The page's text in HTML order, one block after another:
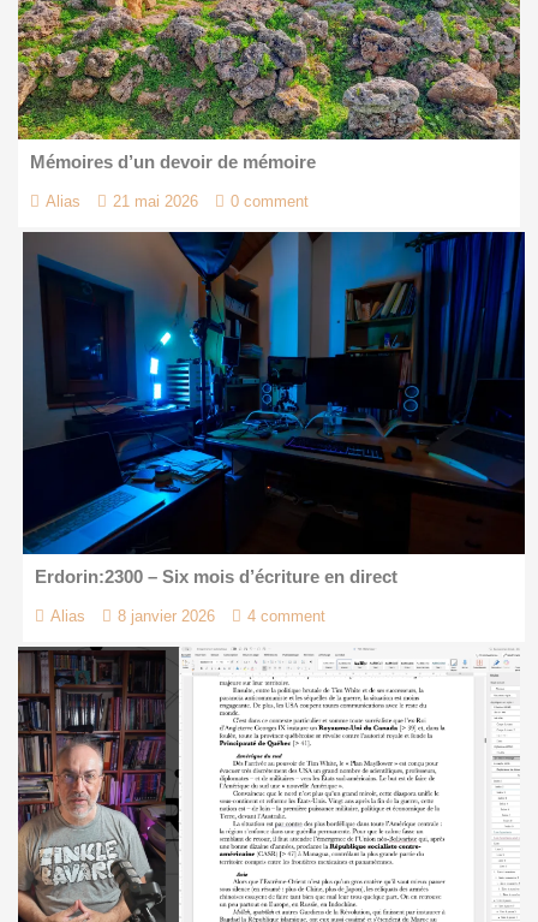
Mémoires d’un devoir de mémoire
Alias 21 mai 2026 0 comment
Erdorin:2300 – Six mois d’écriture en direct
Alias 8 janvier 2026 4 comment